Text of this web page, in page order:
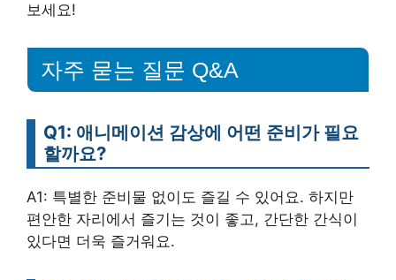
보세요!
자주 묻는 질문 Q&A
Q1: 애니메이션 감상에 어떤 준비가 필요
할까요?
A1: 특별한 준비물 없이도 즐길 수 있어요. 하지만
편안한 자리에서 즐기는 것이 좋고, 간단한 간식이
있다면 더욱 즐거워요.